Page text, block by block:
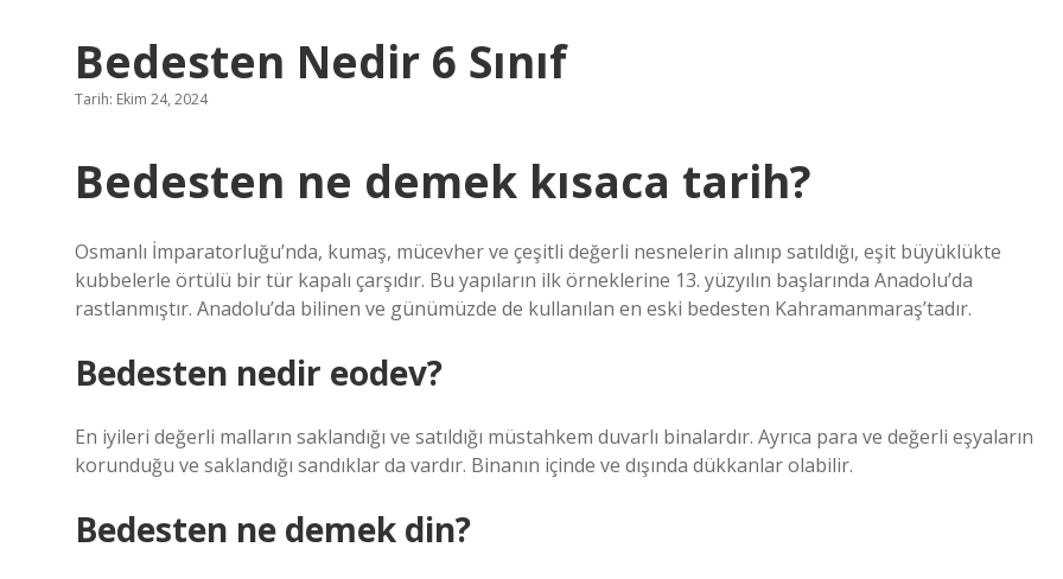
Bedesten Nedir 6 Sınıf
Tarih: Ekim 24, 2024
Bedesten ne demek kısaca tarih?
Osmanlı İmparatorluğu’nda, kumaş, mücevher ve çeşitli değerli nesnelerin alınıp satıldığı, eşit büyüklükte
kubbelerle örtülü bir tür kapalı çarşıdır. Bu yapıların ilk örneklerine 13. yüzyılın başlarında Anadolu’da
rastlanmıştır. Anadolu’da bilinen ve günümüzde de kullanılan en eski bedesten Kahramanmaraş’tadır.
Bedesten nedir eodev?
En iyileri değerli malların saklandığı ve satıldığı müstahkem duvarlı binalardır. Ayrıca para ve değerli eşyaların
korunduğu ve saklandığı sandıklar da vardır. Binanın içinde ve dışında dükkanlar olabilir.
Bedesten ne demek din?